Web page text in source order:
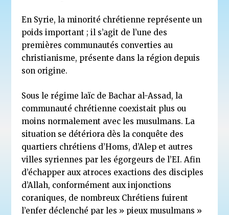
En Syrie, la minorité chrétienne représente un
poids important ; il s’agit de l’une des
premières communautés converties au
christianisme, présente dans la région depuis
son origine.
Sous le régime laïc de Bachar al-Assad, la
communauté chrétienne coexistait plus ou
moins normalement avec les musulmans. La
situation se détériora dès la conquête des
quartiers chrétiens d’Homs, d’Alep et autres
villes syriennes par les égorgeurs de l’EI. Afin
d’échapper aux atroces exactions des disciples
d’Allah, conformément aux injonctions
coraniques, de nombreux Chrétiens fuirent
l’enfer déclenché par les » pieux musulmans »